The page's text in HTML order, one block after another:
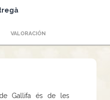
VALORACIÓN
Gallifa és de les